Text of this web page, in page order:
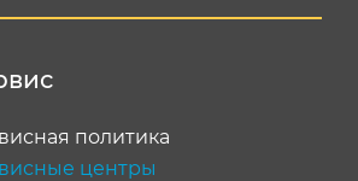
политика
центры